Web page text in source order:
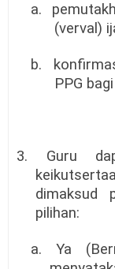
a.
(verval)
b.
PPG
3. Guru
dimaksud
pilihan:
a. Ya